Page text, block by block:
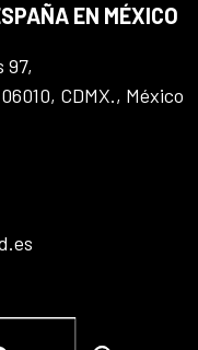
EN MÉXICO
97,
CDMX., México